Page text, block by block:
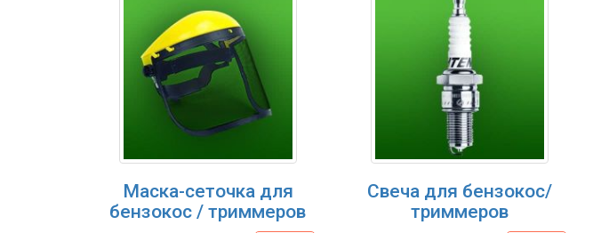
Маска-сеточка для
бензокос / триммеров
Свеча для бензокос/
триммеров